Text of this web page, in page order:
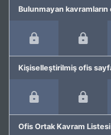
Bulunmayan
Kişiselleştirilmiş ofis
Ofis Ortak Kavram Listesi